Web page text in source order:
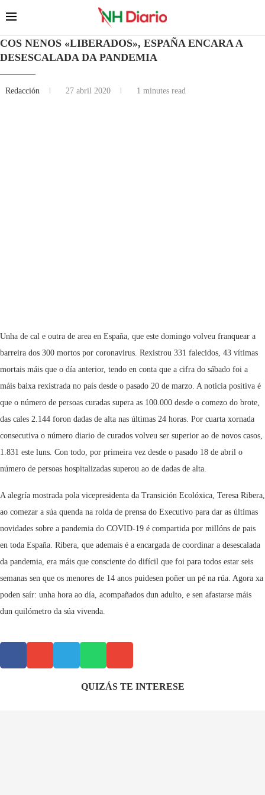
COS NENOS «LIBERADOS», ESPAÑA ENCARA A
DESESCALADA DA PANDEMIA
Redacción 27 abril 2020 1 minutes read
Unha de cal e outra de area en España, que este domingo volveu franquear a
barreira dos 300 mortos por coronavirus. Rexistrou 331 falecidos, 43 vítimas
mortais máis que o día anterior, tendo en conta que a cifra do sábado foi a
máis baixa rexistrada no país desde o pasado 20 de marzo. A noticia positiva é
que o número de persoas curadas supera as 100.000 desde o comezo do brote,
das cales 2.144 foron dadas de alta nas últimas 24 horas. Por cuarta xornada
consecutiva o número diario de curados volveu ser superior ao de novos casos,
1.831 este luns. Con todo, por primeira vez desde o pasado 18 de abril o
número de persoas hospitalizadas superou ao de dadas de alta.
A alegría mostrada pola vicepresidenta da Transición Ecolóxica, Teresa Ribera,
ao comezar a súa quenda na rolda de prensa do Executivo para dar as últimas
novidades sobre a pandemia do COVID-19 é compartida por millóns de pais
en toda España. Ribera, que ademais é a encargada de coordinar a desescalada
da pandemia, era máis que consciente do difícil que foi para todos estar seis
semanas sen que os menores de 14 anos puidesen poñer un pé na rúa. Agora xa
poden saír: unha hora ao día, acompañados dun adulto, e sen afastarse máis
dun quilómetro da súa vivenda.
QUIZÁS TE INTERESE